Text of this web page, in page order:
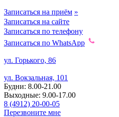
Записаться на приём »
Записаться на сайте
Записаться по телефону
Записаться по WhatsApp
ул. Горького, 86
ул. Вокзальная, 101
Будни: 8.00-21.00
Выходные: 9.00-17.00
8 (4912) 20-00-05
Перезвоните мне